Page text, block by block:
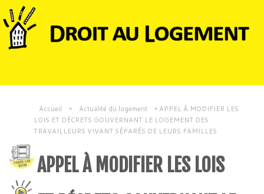
Accueil » Actualité du logement » APPEL À MODIFIER LES
LOIS ET DÉCRETS GOUVERNANT LE LOGEMENT DES
TRAVAILLEURS VIVANT SÉPARÉS DE LEURS FAMILLES
APPEL À MODIFIER LES LOIS